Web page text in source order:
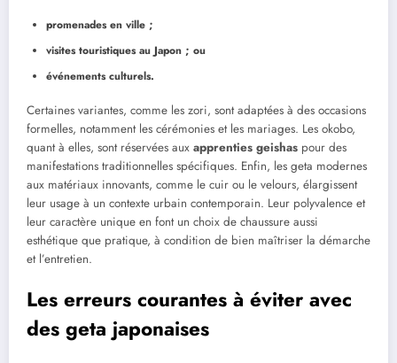
promenades en ville ;
visites touristiques au Japon ; ou
événements culturels.
Certaines variantes, comme les zori, sont adaptées à des occasions
formelles, notamment les cérémonies et les mariages. Les okobo,
quant à elles, sont réservées aux apprenties geishas pour des
manifestations traditionnelles spécifiques. Enfin, les geta modernes
aux matériaux innovants, comme le cuir ou le velours, élargissent
leur usage à un contexte urbain contemporain. Leur polyvalence et
leur caractère unique en font un choix de chaussure aussi
esthétique que pratique, à condition de bien maîtriser la démarche
et l’entretien.
Les erreurs courantes à éviter avec
des geta japonaises